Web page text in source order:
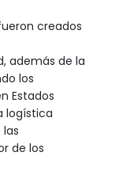
creados
además de la
los
Estados
logística
de los